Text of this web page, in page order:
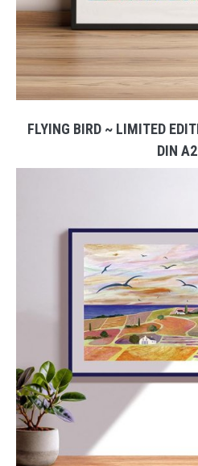
FLYING BIRD ~ LIMITED
DIN A2